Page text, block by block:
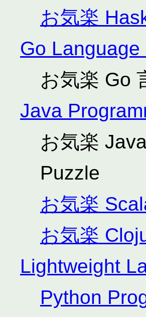
お気楽
Go
お気楽 Go
Java
お気楽
Puzzle
お気楽
お気楽
Lightweight
Python